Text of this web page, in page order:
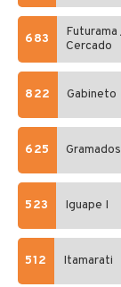
683
Cercado
822 Gabineto
625 Gramados
523 Iguape I
512 Itamarati